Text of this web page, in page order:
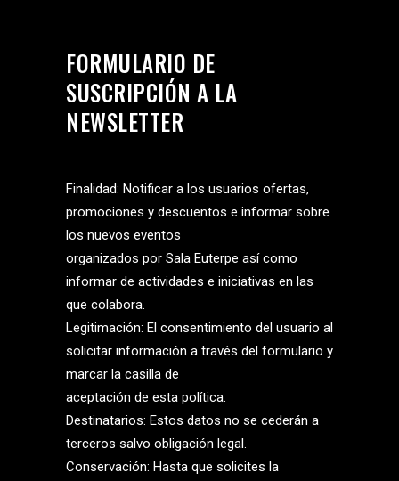
FORMULARIO DE
SUSCRIPCIÓN A LA
NEWSLETTER
Finalidad: Notificar a los usuarios ofertas,
promociones y descuentos e informar sobre
los nuevos eventos
organizados por Sala Euterpe así como
informar de actividades e iniciativas en las
que colabora.
Legitimación: El consentimiento del usuario al
solicitar información a través del formulario y
marcar la casilla de
aceptación de esta política.
Destinatarios: Estos datos no se cederán a
terceros salvo obligación legal.
Conservación: Hasta que solicites la